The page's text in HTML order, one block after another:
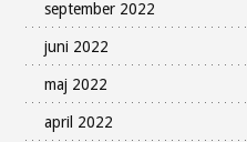
september 2022
juni 2022
maj 2022
april 2022